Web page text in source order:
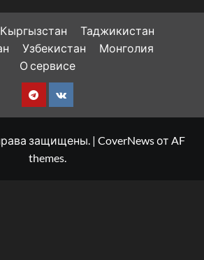
Кыргызстан
Таджикистан
Узбекистан
Монголия
О сервисе
Telegram
VK
защищены. | CoverNewsот AF
themes.